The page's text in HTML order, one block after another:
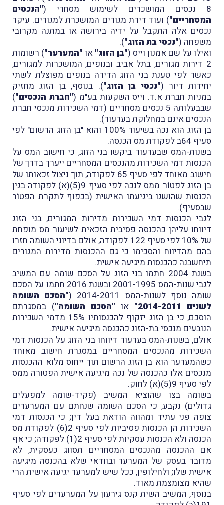
8 נכסים המושכרים לשימוש מסחרי (
"הנכסים
המסחריים") ועוד דירת מגורים המושכרת למגורים. עיקר
נכסים אלה התקבל על ידיה בירושה או במתנה מקרובי
משפחה ("נכסי בת הזוג").
ואילו על שם אמנון וייס ("בן הזוג" או "המערער") רשומות
2 דירות מגורים, בתל אביב ובנופים, המושכרות למגורים,
כאשר לפי טענת בני הזוג הדירה בנופים מפוצלת לשתי
יחידות דיור ("נכסי בן הזוג"). בנוסף, בן הזוג מחזיק
במניות חברת א.ד. וייס השקעות בע"מ ("חברת הנכסים")
שבבעלותה 5 נכסים מסחריים (דמי השכירות מנכסי חברת
הנכסים אינם במחלוקת בערעור).
בן הזוג הוא נכה בשיעור 100% והוא "בן הזוג הרשום" לפי
סעיף 64ב לפקודת מס הכנסה.
בשנות-המס שבערעור ביקשו בני הזוג, כי חישוב המס על
הכנסות דמי השכירות מהנכסים המסחריים ייערך בדרך של
חישוב מאוחד לפי סעיף 65 לפקודה, תוך ניצול זכאותו של
בן הזוג לפטוֹר ממס לנכה לפי סעיף 9(5)(א) לפקודה בגין
הכנסות שהושגו ביגיעתו האישית (בכפוף לתקרת הפטוֹר
שבסעיף).
לגבי הכנסות דמי השכירות מדירות המגורים, בני הזוג
דיווחו עליהן כהכנסה פסיבית הזכאית לשיעור מס מופחת
של 10% לפי סעיף 122 לפקודה, אולם בדיוני השומה חזרו
בהם מהדיווח והסכימו כי גם ההכנסות מדירות המגורים
תיחשבנה כהכנסות מיגיעה אישית.
בשנת 2004 חתמו בני הזוג על
הסכם שומהעם המשיב
לגבי שנות-המס 2001-1995 ובשנת 2016 חתמו על
הסכם
שומה נוסףלשנות-המס 2014-2011 (
"הסכם השומה
לשנים 2014-2011"
או "הסכם השומה") במסגרתם
הוסכם, כי בן הזוג יזקוף להכנסותיו 15% מדמי השכירות
הנובעים מנכסי בת-הזוג כהכנסה מיגיעה אישית.
אולם, בשנות-המס בערעור דיווחו בני הזוג על הכנסות דמי
השכירות מהנכסים המסחריים במסגרת חישוב מאוחד
כשהמערער הוא בן הזוג הרשום תוך ייחוס מלוא ההכנסות
מנכסים אלו כהכנסה של נכה מיגיעה אישית הפטורה ממס
לפי סעיף 9(5)(א) לחוק.
בשומה בצו שהוציא המשיב (פקיד-שומה למפעלים
גדולים) נקבע, כי הסכם השומה שנחתם עם המערערים
צופה פני עתיד ומהווה הודאת בעל דין; כי הכנסות דמי
השכירות הן הכנסות פסיביות לפי סעיף 2(6) לפקודת מס
הכנסה ולא הכנסות עסקיות לפי סעיף 2(1) לפקודה; כי אף
אם ההכנסה מהנכסים המסחריים תסוּוג כעסקית, לא
מדובר בעסק של המערער ובוודאי שלא בהכנסה מיגיעה
אישית שלו; ולחילופין, ככל שיש למערער יגיעה אישית הרי
שהיא מצומצמת מאוד.
בנוסף, המשיב השית קנס גירעון על המערערים לפי סעיף